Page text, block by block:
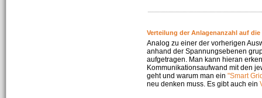
Verteilung der Anlagenanzahl auf die
Analog zu einer der vorherigen
anhand der Spannungsebenen
aufgetragen. Man kann hieran
Kommunikationsaufwand mit den
geht und warum man ein "Smart
neu denken muss. Es gibt auch ein